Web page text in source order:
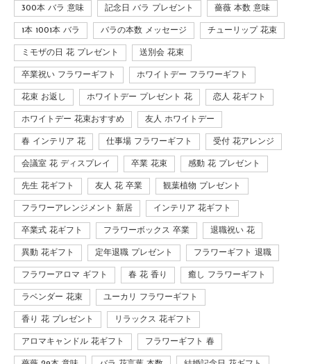
300本 バラ 意味 記念日 バラ プレゼント 薔薇 本数 意味
1本 1001本 バラ バラの本数 メッセージ チューリップ 花束
ミモザの日 花 プレゼント 送別会 花束
卒業祝い フラワーギフト ホワイトデー フラワーギフト
花束 お返し ホワイトデー プレゼント 花 恋人 花ギフト
ホワイトデー 花束おすすめ 友人 ホワイトデー
春 インテリア 花 仕事場 フラワーギフト 受付 花アレンジ
会議室 花 ディスプレイ 卒業 花束 感動 花 プレゼント
先生 花ギフト 友人 花 卒業 観葉植物 プレゼント
フラワーアレンジメント 新居 インテリア 花ギフト
卒業式 花ギフト フラワーボックス 卒業 退職祝い 花
異動 花ギフト 定年退職 プレゼント フラワーギフト 退職
フラワーアロマ ギフト 春 花 香り 癒し フラワーギフト
ラベンダー 花束 ユーカリ フラワーギフト
香り 花 プレゼント リラックス 花ギフト
アロマキャンドル 花ギフト フラワーギフト 春